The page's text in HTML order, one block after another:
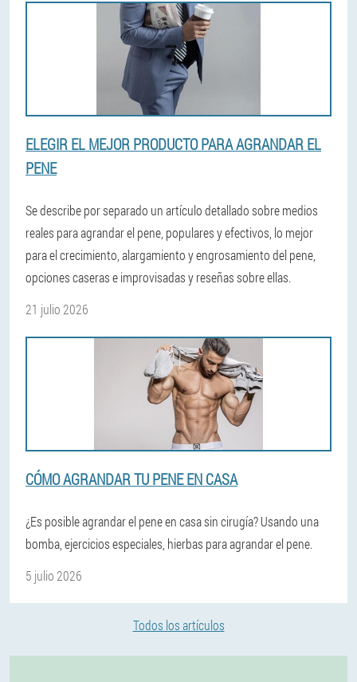
ELEGIR EL MEJOR PRODUCTO PARA AGRANDAR EL
PENE
Se describe por separado un artículo detallado sobre medios
reales para agrandar el pene, populares y efectivos, lo mejor
para el crecimiento, alargamiento y engrosamiento del pene,
opciones caseras e improvisadas y reseñas sobre ellas.
21 julio 2026
CÓMO AGRANDAR TU PENE EN CASA
¿Es posible agrandar el pene en casa sin cirugía? Usando una
bomba, ejercicios especiales, hierbas para agrandar el pene.
5 julio 2026
Todos los artículos